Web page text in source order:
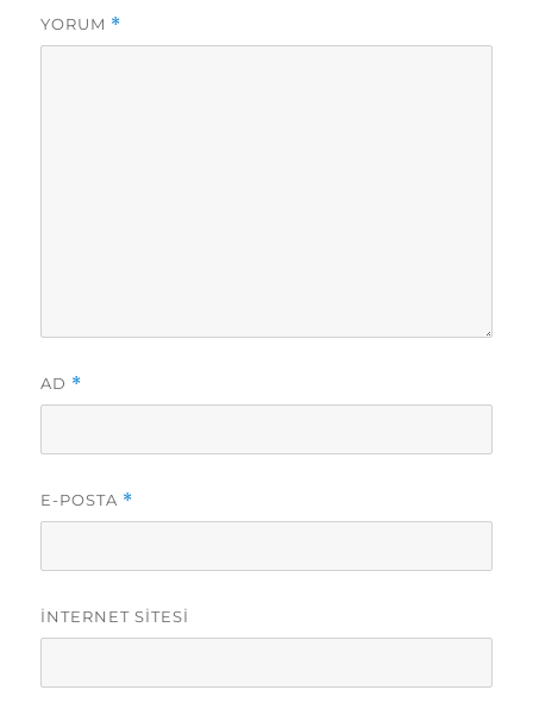
YORUM *
AD *
E-POSTA *
İNTERNET SITESI